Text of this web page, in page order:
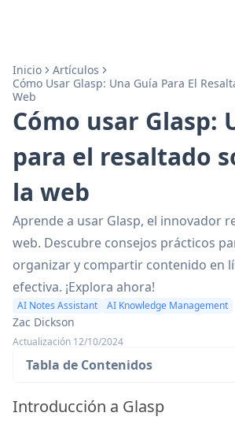
Inicio
Artículos
Cómo Usar Glasp: Una Guía Para El
Web
Cómo usar Glasp:
para el resaltado
la web
Aprende a usar Glasp, el innovador
web. Descubre consejos prácticos
organizar y compartir contenido en
efectiva. ¡Explora ahora!
AI Notes Assistant AI Knowledge Management
Zac Dickson
Actualización 12/10/2024
Tabla de Contenidos
Introducción a Glasp